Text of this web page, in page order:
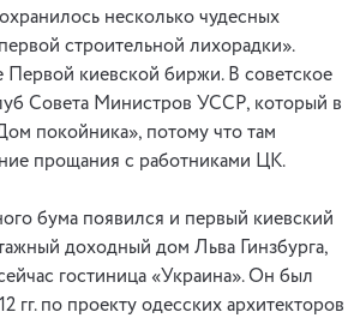
несколько чудесных
строительной лихорадки».
Первой киевской биржи. В советское
Совета Министров УССР, который в
покойника», потому что там
прощания с работниками ЦК.
бума появился и первый киевский
доходный дом Льва Гинзбурга,
гостиница «Украина». Он был
гг. по проекту одесских архитекторов